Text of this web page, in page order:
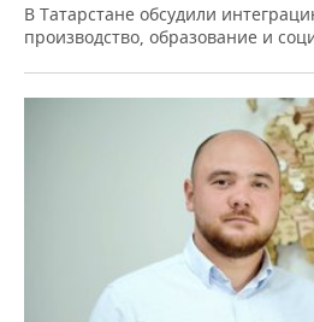
В Татарстане обсудили
производство, образование и